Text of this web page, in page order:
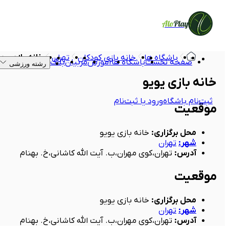
AloPlay
صفحه نخستباشگاه هاآموزشمربیانبلاگ رشته ورزشی
ثبت‌نام باشگاهورود یا ثبت‌نام
باشگاه ها خانه بازی کودکان تهران خانه بازی
خانه بازی یویو
موقعیت
محل برگزاری: خانه بازی یویو
شهر : تهران
آدرس: تهران،کوی مهران،ب. آیت الله کاشانی،خ. بهنام
موقعیت
محل برگزاری: خانه بازی یویو
شهر : تهران
آدرس: تهران،کوی مهران،ب. آیت الله کاشانی،خ. بهنام